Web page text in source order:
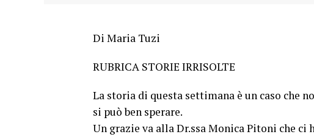
Di Maria Tuzi
RUBRICA STORIE IRRISOLTE
La storia di questa settimana è un caso che
si può ben sperare.
Un grazie va alla Dr.ssa Monica Pitoni che ci